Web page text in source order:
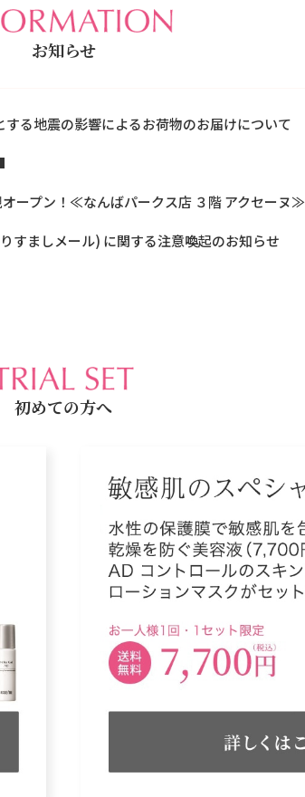
お知らせ
る地震の影響によるお荷物のお届けについて
オープン！≪なんばパークス店 ３階 アクセーヌ≫
すましメール) に関する注意喚起のお知らせ
初めての方へ